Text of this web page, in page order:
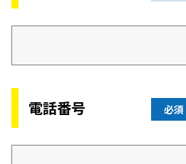
電話番号 必須